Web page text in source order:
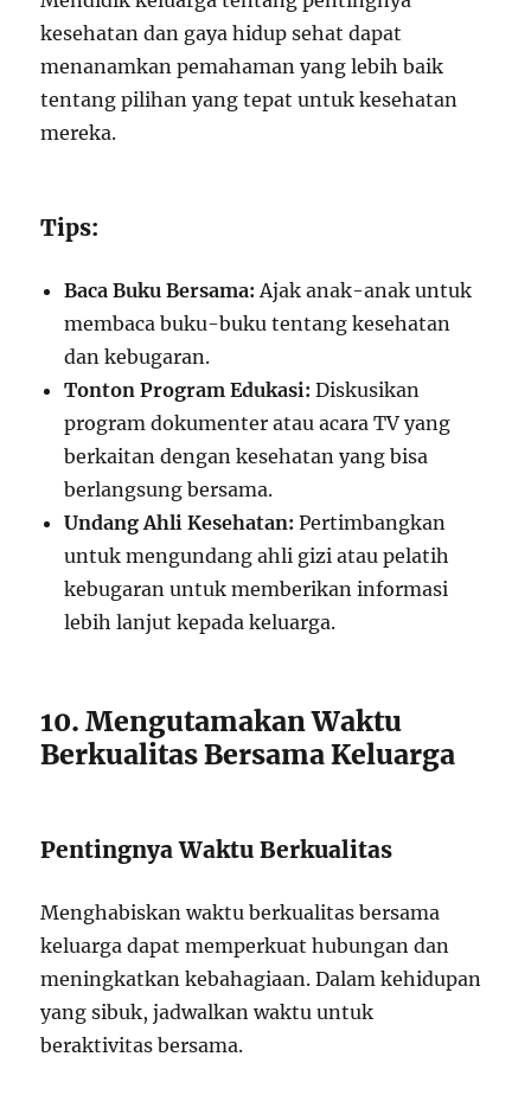
kesehatan dan gaya hidup sehat dapat
menanamkan pemahaman yang lebih baik
tentang pilihan yang tepat untuk kesehatan
mereka.
Tips:
Baca Buku Bersama: Ajak anak-anak untuk
membaca buku-buku tentang kesehatan
dan kebugaran.
Tonton Program Edukasi: Diskusikan
program dokumenter atau acara TV yang
berkaitan dengan kesehatan yang bisa
berlangsung bersama.
Undang Ahli Kesehatan: Pertimbangkan
untuk mengundang ahli gizi atau pelatih
kebugaran untuk memberikan informasi
lebih lanjut kepada keluarga.
10. Mengutamakan Waktu
Berkualitas Bersama Keluarga
Pentingnya Waktu Berkualitas
Menghabiskan waktu berkualitas bersama
keluarga dapat memperkuat hubungan dan
meningkatkan kebahagiaan. Dalam kehidupan
yang sibuk, jadwalkan waktu untuk
beraktivitas bersama.